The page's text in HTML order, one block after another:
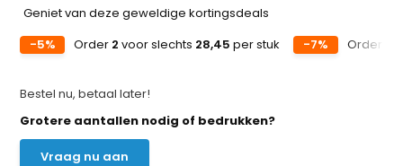
Geniet van deze geweldige kortingsdeals
-5%
Order 2 voor slechts 28,45 per stuk -7% Order
Bestel nu, betaal later!
Grotere aantallen nodig of bedrukken?
Vraag nu aan